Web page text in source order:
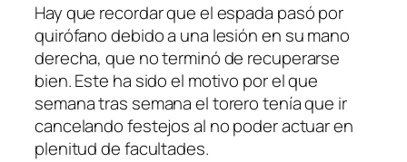
Hay que recordar que el espada pasó por
quirófano debido a una lesión en su mano
derecha, que no terminó de recuperarse
bien. Este ha sido el motivo por el que
semana tras semana el torero tenía que ir
cancelando festejos al no poder actuar en
plenitud de facultades.